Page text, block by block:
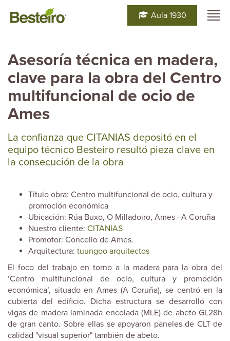
Aula 1930
Asesoría técnica en madera,
clave para la obra del Centro
multifuncional de ocio de
Ames
La confianza que CITANIAS depositó en el
equipo técnico Besteiro resultó pieza clave en
la consecución de la obra
Título obra: Centro multifuncional de ocio, cultura y
promoción económica
Ubicación: Rúa Buxo, O Milladoiro, Ames · A Coruña
Nuestro cliente: CITANIAS
Promotor: Concello de Ames.
Arquitectura: tuungoo arquitectos
El foco del trabajo en torno a la madera para la obra del
‘Centro multifuncional de ocio, cultura y promoción
económica’, situado en Ames (A Coruña), se centró en la
cubierta del edificio. Dicha estructura se desarrolló con
vigas de madera laminada encolada (MLE) de abeto GL28h
de gran canto. Sobre ellas se apoyaron paneles de CLT de
calidad "visual superior" también de abeto.